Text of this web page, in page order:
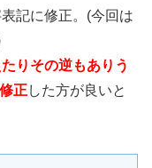
記に修正。(今回は
りその逆もありう
正した方が良いと